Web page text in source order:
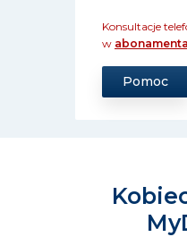
Konsultacje
w
Pomoc